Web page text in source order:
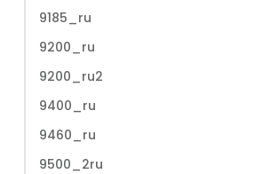
9185_ru
9200_ru
9200_ru2
9400_ru
9460_ru
9500_2ru